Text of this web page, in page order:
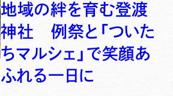
地域の絆を育む登渡
神社 例祭と「ついた
ちマルシェ」で笑顔あ
ふれる一日に